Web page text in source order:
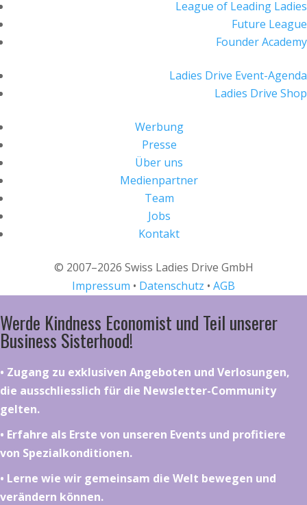
League of Leading Ladies
Future League
Founder Academy
Ladies Drive Event-Agenda
Ladies Drive Shop
Werbung
Presse
Über uns
Medienpartner
Team
Jobs
Kontakt
© 2007–2026 Swiss Ladies Drive GmbH
Impressum • Datenschutz • AGB
Werde Kindness Economist und Teil unserer
Business Sisterhood!
•⁠ ⁠⁠Zugang zu exklusiven Angeboten und Verlosungen,
die ausschliesslich für die Newsletter-Community
gelten.
•⁠ ⁠⁠Erfahre als Erste von unseren Events und profitiere
von Spezialkonditionen.
•⁠ ⁠⁠Lerne wie wir gemeinsam die Welt bewegen und
verändern können.